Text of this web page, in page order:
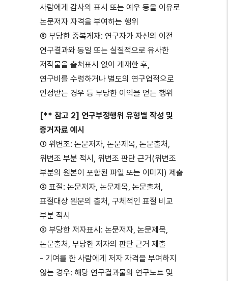
사람에게 감사의 표시 또는 예우 등을 이유로
논문저자 자격을 부여하는 행위
⑤ 부당한 중복게재: 연구자가 자신의 이전
연구결과와 동일 또는 실질적으로 유사한
저작물을 출처표시 없이 게재한 후,
연구비를 수령하거나 별도의 연구업적으로
인정받는 경우 등 부당한 이익을 얻는 행위
[** 참고 2] 연구부정행위 유형별 작성 및
증거자료 예시
① 위변조: 논문저자, 논문제목, 논문출처,
위변조 부분 적시, 위변조 판단 근거(위변조
부분의 원본이 포함된 파일 또는 이미지) 제출
② 표절: 논문저자, 논문제목, 논문출처,
표절대상 원문의 출처, 구체적인 표절 비교
부분 적시
③ 부당한 저자표시: 논문저자, 논문제목,
논문출처, 부당한 저자의 판단 근거 제출
- 기여를 한 사람에게 저자 자격을 부여하지
않는 경우: 해당 연구결과물의 연구노트 및